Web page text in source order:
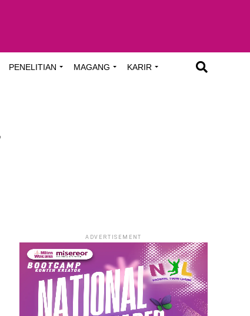
PENELITIAN MAGANG KARIR
ADVERTISEMENT